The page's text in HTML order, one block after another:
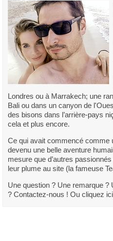
Londres ou à Marrakech; une
Bali ou dans un canyon de
des bisons dans l’arrière-pays
cela et plus encore.
Ce qui avait commencé comme
devenu une belle aventure
mesure que d’autres
leur plume au site (la fameuse
Une question ? Une remarque ?
? Contactez-nous ! Ou cliquez